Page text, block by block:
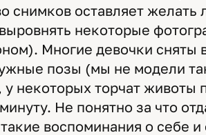
снимков оставляет желать
некоторые
Многие девочки сняты
позы (мы не модели
некоторых торчат животы
Не понятно за что
воспоминания о себе и